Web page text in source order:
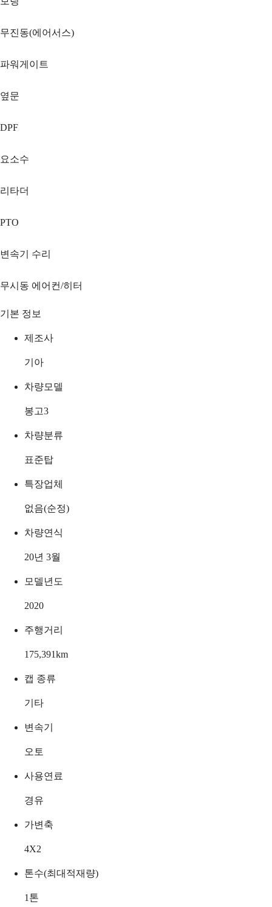
무진동(에어서스)
파워게이트
옆문
DPF
요소수
리타더
PTO
변속기 수리
무시동 에어컨/히터
기본 정보
제조사
기아
차량모델
봉고3
차량분류
표준탑
특장업체
없음(순정)
차량연식
20년 3월
모델년도
2020
주행거리
175,391km
캡 종류
기타
변속기
오토
사용연료
경유
가변축
4X2
톤수(최대적재량)
1 톤